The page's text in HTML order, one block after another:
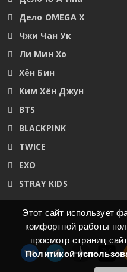
Дело OMEGA X
Чжи Чан Ук
Ли Мин Хо
Хён Бин
Ким Хён Джун
BTS
BLACKPINK
TWICE
EXO
STRAY KIDS
Этот сайт использует
комфортной работы
просмотр страниц
Политикой